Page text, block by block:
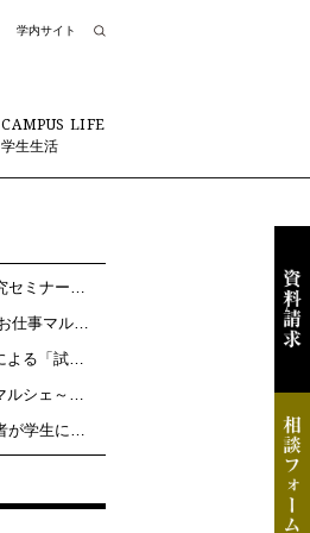
学内サイト
CAMPUS LIFE
学生生活
6/17大和キャンパスで企業88社が集まる合同業界研究セミナーを開催しました/キャリア・インターンシップセンター
S-Styleみやぎで働く！ウェブサイトで4/23「みやぎお仕事マルシェ」の様子が紹介されています/キャリア・インターンシップセンター
4/28太白キャンパスで株式会社ロック・フィールドによる「試食ができる業界研究会」を開催しました/キャリア・インターンシップセンター
4/23大和キャンパスカフェテリアで「みやぎお仕事マルシェ～宮城大学×みやぎで働く！～」を開催しました/キャリア・インターンシップセンター
読売新聞「就活ＯＮ！特別編キャリアセンター担当者が学生に伝えたい、就活の壁の乗り越え方」で三浦進路指導員のコメントが掲載されています